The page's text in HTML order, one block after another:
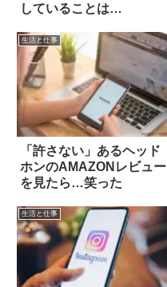
していることは…
生活と仕事
「許さない」あるヘッド
ホンのAMAZONレビュー
を見たら…笑った
生活と仕事